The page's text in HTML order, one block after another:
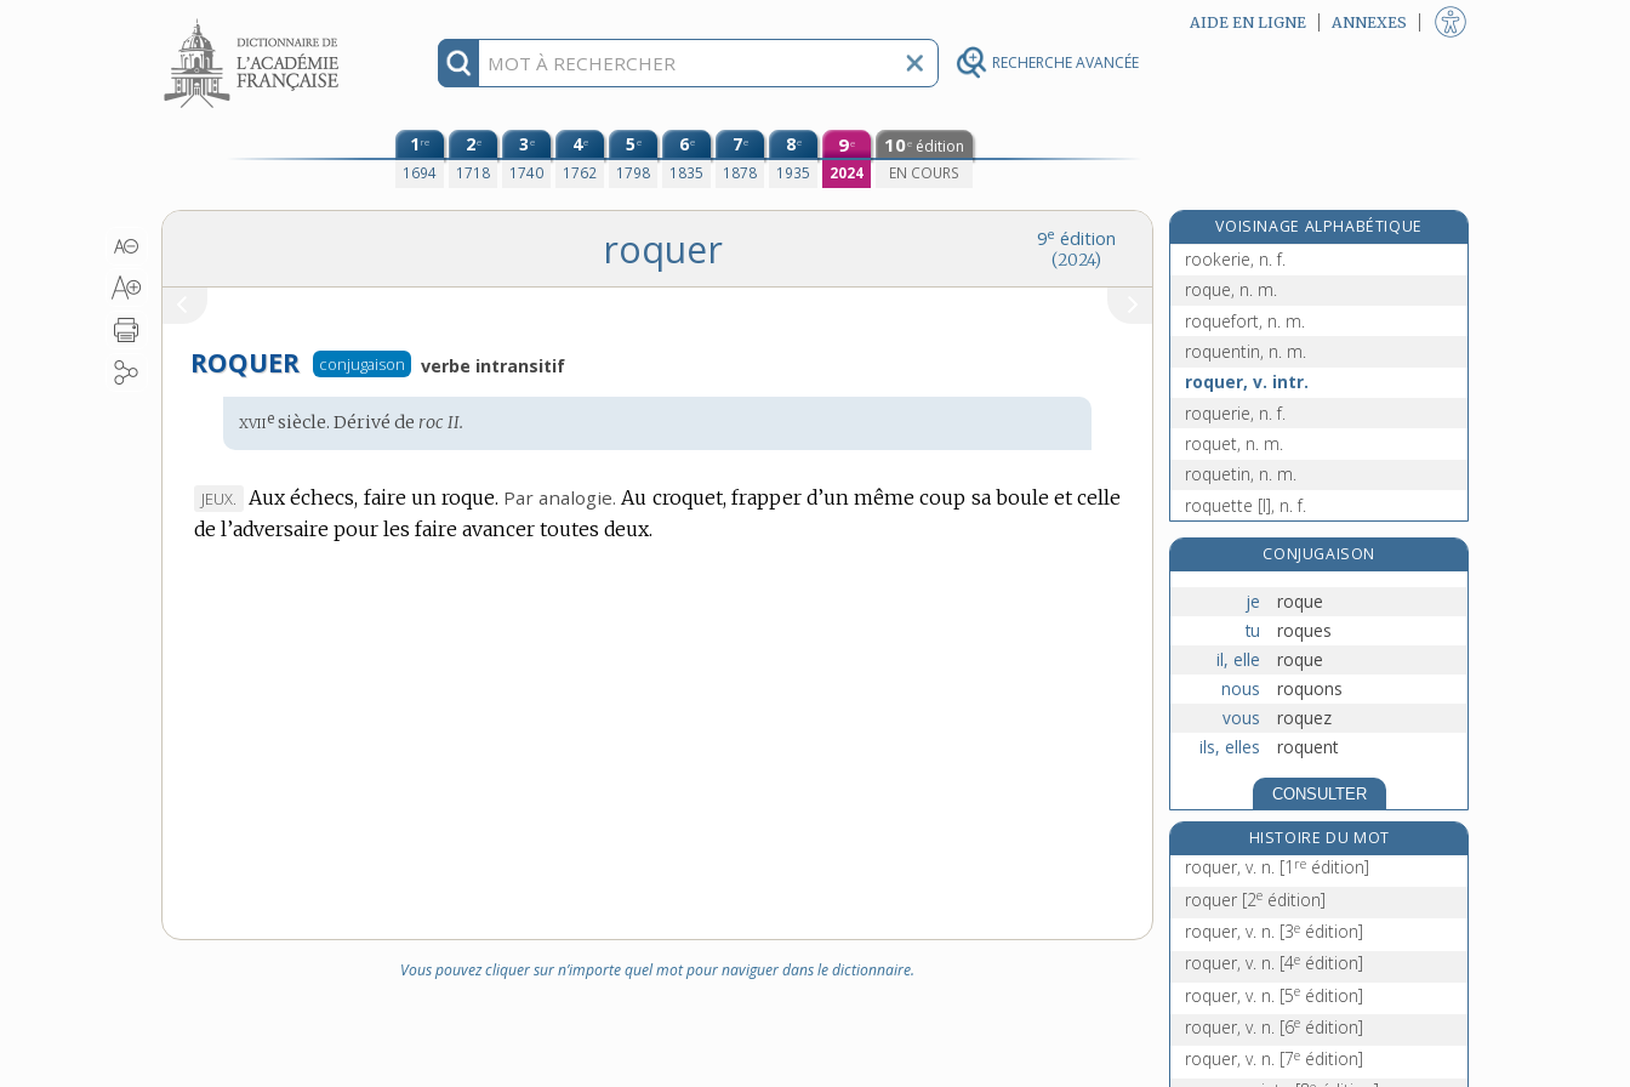
RECHERCHE AVANCÉE
Aller au contenu AIDE EN LIGNE ANNEXES
1re
1694
2e
1718
3e
1740
4e
1762
5e
1798
6e
1835
7e
1878
8e
1935
9e
2024
10e édition
EN COURS
9e édition
(2024)
roquer
ROQUER conjugaison verbe intransitif
Étymologie
:
xviie siècle. Dérivé deroc II.
MARQUE
DE
JEUX. Aux échecs, faire un roque. Par analogie. Au croquet, frapper d’un même coup sa boule et celle
de l’adversaire pour les faire avancer toutes deux.
Vous pouvez cliquer sur n’importe quel mot pour naviguer dans le dictionnaire.
VOISINAGE ALPHABÉTIQUE
röntgenium, n. m.
rookerie, n. f.
roque, n. m.
roquefort, n. m.
roquentin, n. m.
roquer, v. intr.
roquerie, n. f.
roquet, n. m.
roquetin, n. m.
roquette [I], n. f.
roquette [II], n. f.
roquille, n. f.
rorqual, n. m.
ros, n. m.
rosace, n. f.
CONJUGAISON
je
roque
tu
roques
il, elle
roque
nous
roquons
vous
roquez
ils, elles
roquent
CONSULTER
HISTOIRE DU MOT
roquer, v. n. [1 re édition]
roquer [2e édition]
roquer, v. n. [3e édition]
roquer, v. n. [4e édition]
roquer, v. n. [5e édition]
roquer, v. n. [6e édition]
roquer, v. n. [7e édition]